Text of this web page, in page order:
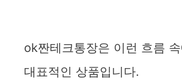
ok짠테크통장은 이런 흐름
대표적인 상품입니다.